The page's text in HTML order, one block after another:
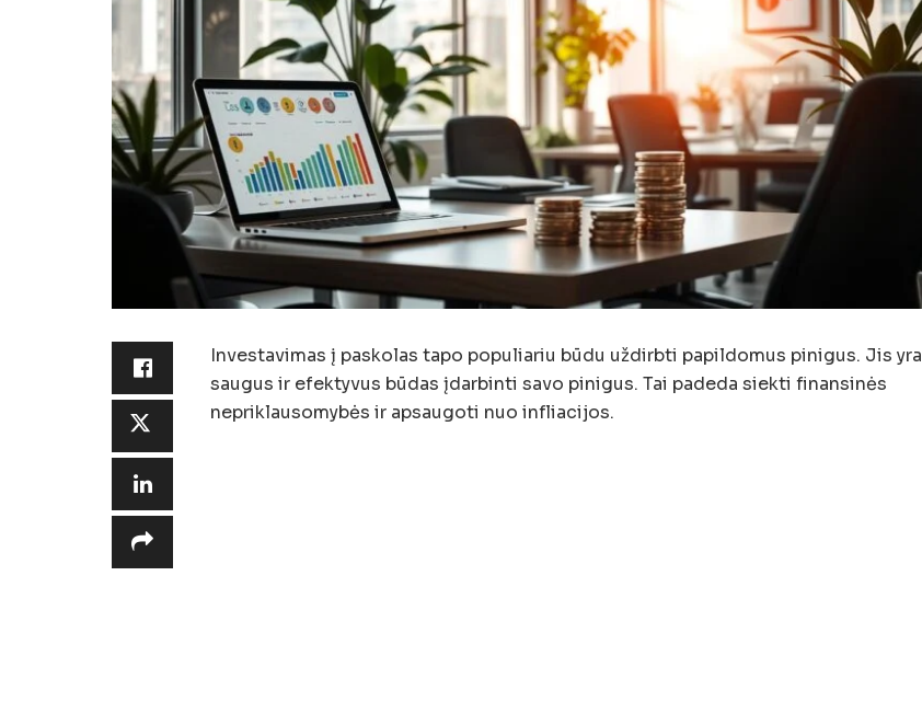
Investavimas į paskolas tapo populiariu būdu uždirbti papildomus pinigus. Jis yra
saugus ir efektyvus būdas įdarbinti savo pinigus. Tai padeda siekti finansinės
nepriklausomybės ir apsaugoti nuo infliacijos.